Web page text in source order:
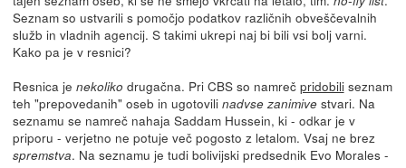
Seznam so ustvarili s pomočjo podatkov različnih obveščevalnih
služb in vladnih agencij. S takimi ukrepi naj bi bili vsi bolj varni.
Kako pa je v resnici?
Resnica je nekoliko drugačna. Pri CBS so namreč pridobiliseznam
teh "prepovedanih" oseb in ugotovili nadvse zanimivestvari. Na
seznamu se namreč nahaja Saddam Hussein, ki - odkar je v
priporu - verjetno ne potuje več pogosto z letalom. Vsaj ne brez
spremstva. Na seznamu je tudi bolivijski predsednik Evo Morales -